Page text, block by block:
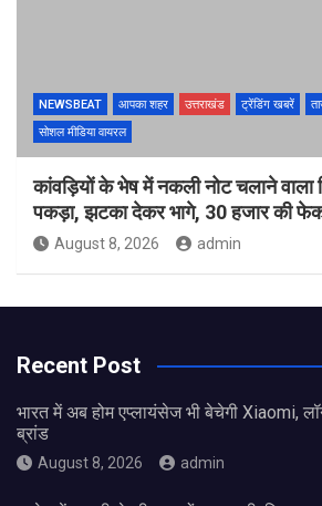
NEWSBEAT आपका शहर उत्तराखंड ट्रेंडिंग खबरें
सोशल मीडिया वायरल
कांवड़ियों के भेष में नकली नोट चलाने वाला
पकड़ा, झटका देकर भागे, 30 हजार की
August 8, 2026 admin
Recent Post
भारत में अब होम एप्लायंसेज भी बेचेगी Xiaomi,
ब्रांड
August 8, 2026 admin